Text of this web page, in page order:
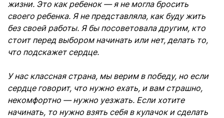
жизни. Это как ребенок — я не могла бросить
своего ребенка. Я не представляла, как буду жить
без своей работы. Я бы посоветовала другим, кто
стоит перед выбором начинать или нет, делать то,
что подскажет сердце.
У нас классная страна, мы верим в победу, но если
сердце говорит, что нужно ехать, и вам страшно,
некомфортно — нужно уезжать. Если хотите
начинать, то нужно взять себя в кулачок и сделать